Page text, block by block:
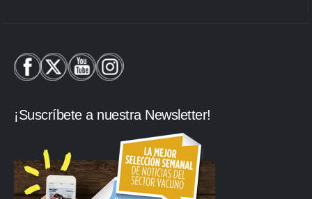
¡Suscríbete a nuestra Newsletter!